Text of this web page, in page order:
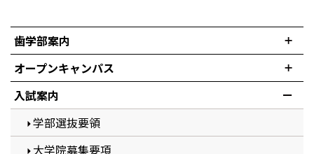
歯学部案内
オープンキャンパス
入試案内
学部選抜要領
大学院募集要項